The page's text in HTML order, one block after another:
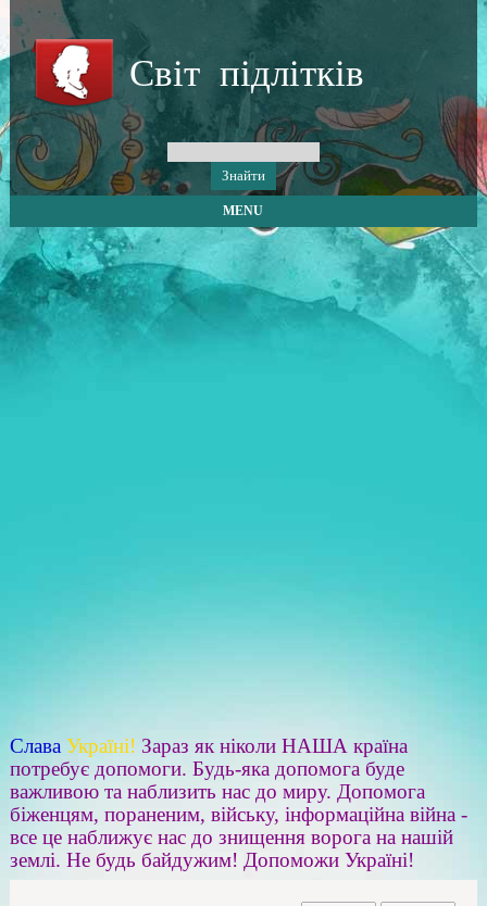
Світ підлітків
MENU
Слава Україні! Зараз як ніколи НАША країна
потребує допомоги. Будь-яка допомога буде
важливою та наблизить нас до миру. Допомога
біженцям, пораненим, війську, інформаційна війна -
все це наближує нас до знищення ворога на нашій
землі. Не будь байдужим! Допоможи Україні!